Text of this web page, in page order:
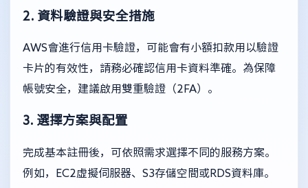
2. 資料驗證與安全措施
AWS會進行信用卡驗證，可能會有小額扣款用以驗證
卡片的有效性，請務必確認信用卡資料準確。為保障
帳號安全，建議啟用雙重驗證（2FA）。
3. 選擇方案與配置
完成基本註冊後，可依照需求選擇不同的服務方案。
例如，EC2虛擬伺服器、S3存儲空間或RDS資料庫。